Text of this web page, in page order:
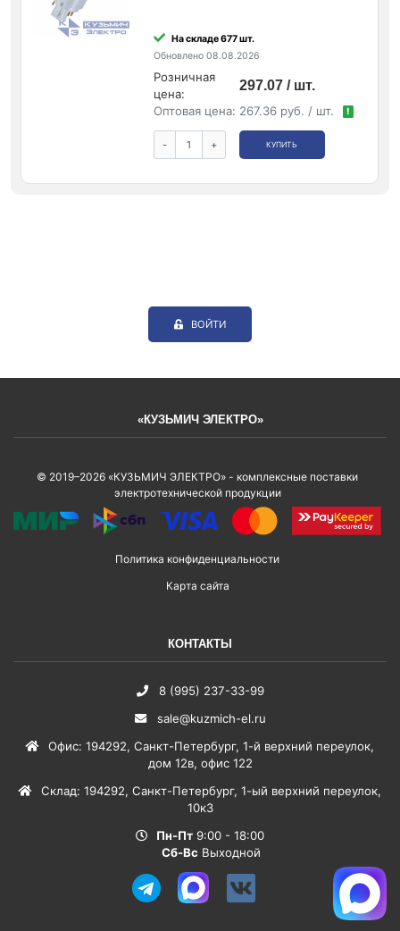
На складе 677 шт.
Обновлено 08.08.2026
Розничная
цена:
297.07 / шт.
Оптовая цена: 267.36 руб. / шт. !
- + КУПИТЬ
ВОЙТИ
«КУЗЬМИЧ ЭЛЕКТРО»
© 2019–2026 «КУЗЬМИЧ ЭЛЕКТРО» - комплексные поставки
электротехнической продукции
Политика конфиденциальности
Карта сайта
КОНТАКТЫ
8 (995) 237-33-99
sale@kuzmich-el.ru
Офис: 194292, Санкт-Петербург, 1-й верхний переулок,
дом 12в, офис 122
Склад: 194292, Санкт-Петербург, 1-ый верхний переулок,
10к3
Пн-Пт 9:00 - 18:00
Сб-Вс Выходной